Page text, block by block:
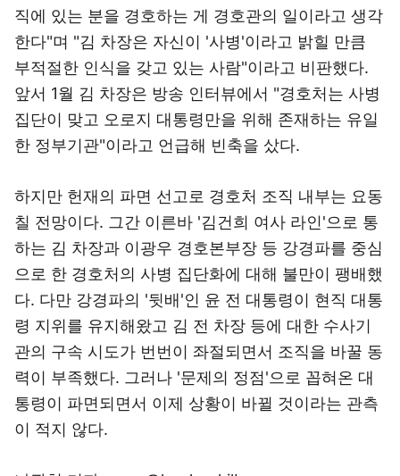
직에 있는 분을 경호하는 게 경호관의 일이라고 생각
한다"며 "김 차장은 자신이 '사병'이라고 밝힐 만큼
부적절한 인식을 갖고 있는 사람"이라고 비판했다.
앞서 1월 김 차장은 방송 인터뷰에서 "경호처는 사병
집단이 맞고 오로지 대통령만을 위해 존재하는 유일
한 정부기관"이라고 언급해 빈축을 샀다.
하지만 헌재의 파면 선고로 경호처 조직 내부는 요동
칠 전망이다. 그간 이른바 '김건희 여사 라인'으로 통
하는 김 차장과 이광우 경호본부장 등 강경파를 중심
으로 한 경호처의 사병 집단화에 대해 불만이 팽배했
다. 다만 강경파의 '뒷배'인 윤 전 대통령이 현직 대통
령 지위를 유지해왔고 김 전 차장 등에 대한 수사기
관의 구속 시도가 번번이 좌절되면서 조직을 바꿀 동
력이 부족했다. 그러나 '문제의 정점'으로 꼽혀온 대
통령이 파면되면서 이제 상황이 바뀔 것이라는 관측
이 적지 않다.